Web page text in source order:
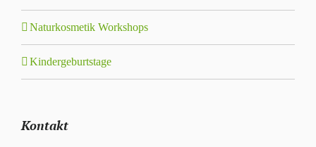
Naturkosmetik Workshops
Kindergeburtstage
Kontakt